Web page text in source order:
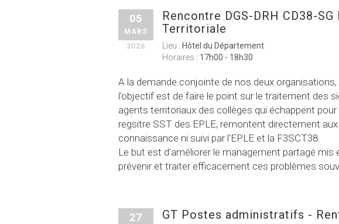
05
MARS
2026
Rencontre DGS-DRH CD38-
Territoriale
Lieu : Hôtel du Département
Horaires : 17h00 - 18h30
A la demande conjointe de nos deux
l'objectif est de faire le point sur le traitement des
agents territoriaux des collèges qui échappent
regsitre SST des EPLE, remontent directement
connaissance ni suivi par l'EPLE et la F3SCT38.
Le but est d'améliorer le management partagé
prévenir et traiter efficacement ces problèmes
27 GT Postes administratifs -